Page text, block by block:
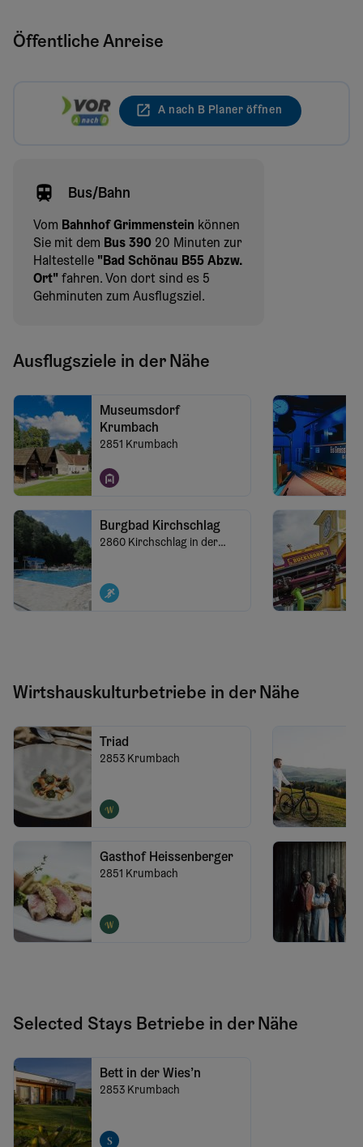
Öffentliche Anreise
A nach B Planer öffnen
Bus/Bahn
Vom Bahnhof Grimmenstein können
Sie mit dem Bus 390 20 Minuten zur
Haltestelle "Bad Schönau B55 Abzw.
Ort" fahren. Von dort sind es 5
Gehminuten zum Ausflugsziel.
Ausflugsziele in der Nähe
Museumsdorf
Krumbach
2851 Krumbach
Burgbad Kirchschlag
2860 Kirchschlag in der
Wirtshauskulturbetriebe in der Nähe
Triad
2853 Krumbach
Gasthof Heissenberger
2851 Krumbach
Selected Stays Betriebe in der Nähe
Bett in der Wies’n
2853 Krumbach